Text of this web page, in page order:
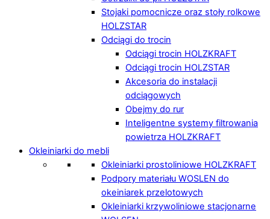
Stojaki pomocnicze oraz stoły rolkowe
HOLZSTAR
Odciągi do trocin
Odciągi trocin HOLZKRAFT
Odciągi trocin HOLZSTAR
Akcesoria do instalacji
odciągowych
Obejmy do rur
Inteligentne systemy filtrowania
powietrza HOLZKRAFT
Okleiniarki do mebli
Okleiniarki prostoliniowe HOLZKRAFT
Podpory materiału WOSLEN do
okeiniarek przelotowych
Okleiniarki krzywoliniowe stacjonarne